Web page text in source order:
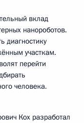
вклад
нанороботов.
диагностику
участкам.
перейти
человека.
Кох разработал